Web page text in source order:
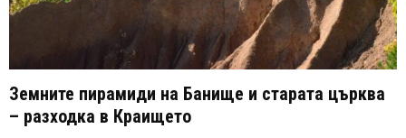
Земните пирамиди на Банище и старата църква
– разходка в Краището